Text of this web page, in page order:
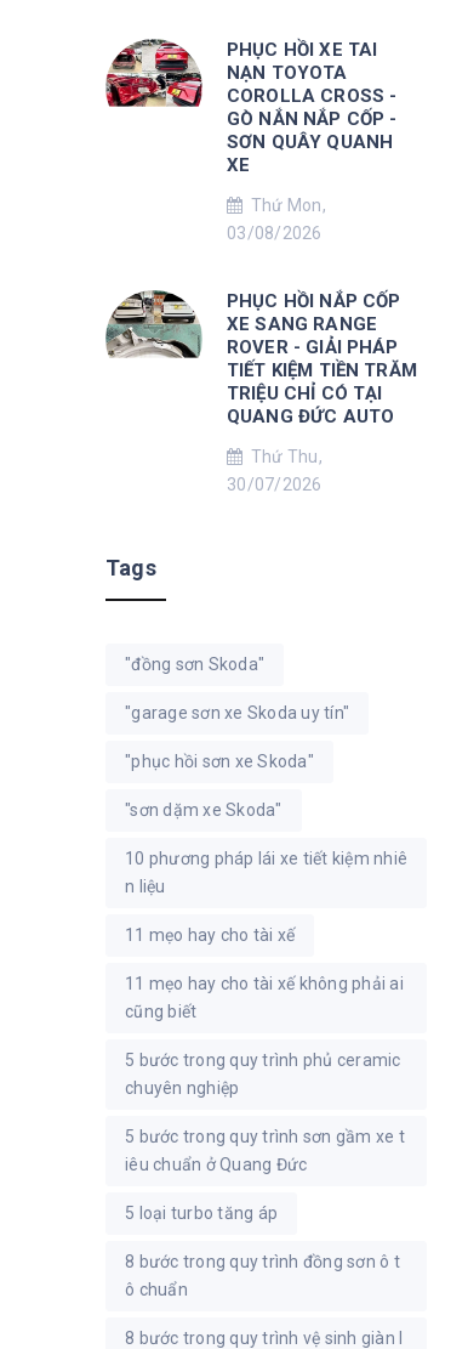
PHỤC HỒI XE TAI
NẠN TOYOTA
COROLLA CROSS -
GÒ NẮN NẮP CỐP -
SƠN QUÂY QUANH
XE
Thứ Mon,
03/08/2026
PHỤC HỒI NẮP CỐP
XE SANG RANGE
ROVER - GIẢI PHÁP
TIẾT KIỆM TIỀN TRĂM
TRIỆU CHỈ CÓ TẠI
QUANG ĐỨC AUTO
Thứ Thu,
30/07/2026
Tags
"đồng sơn Skoda"
"garage sơn xe Skoda uy tín"
"phục hồi sơn xe Skoda"
"sơn dặm xe Skoda"
10 phương pháp lái xe tiết kiệm nhiê
n liệu
11 mẹo hay cho tài xế
11 mẹo hay cho tài xế không phải ai
cũng biết
5 bước trong quy trình phủ ceramic
chuyên nghiệp
5 bước trong quy trình sơn gầm xe t
iêu chuẩn ở Quang Đức
5 loại turbo tăng áp
8 bước trong quy trình đồng sơn ô t
ô chuẩn
8 bước trong quy trình vệ sinh giàn l